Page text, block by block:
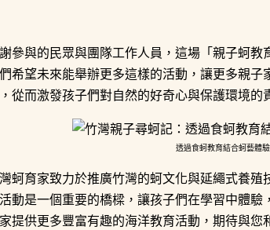
參與的民眾與團隊工作人員，這場「親子蚵教
希望未來能舉辦更多這樣的活動，讓更多親
從而激發孩子們對自然的好奇心與保護環境的
透過食蚵教育結合蚵藝體
蚵育家致力於推廣竹灣的蚵文化與延繩式養
動是一個重要的橋樑，讓孩子們在學習中體
提供更多豐富有趣的海洋教育活動，期待與